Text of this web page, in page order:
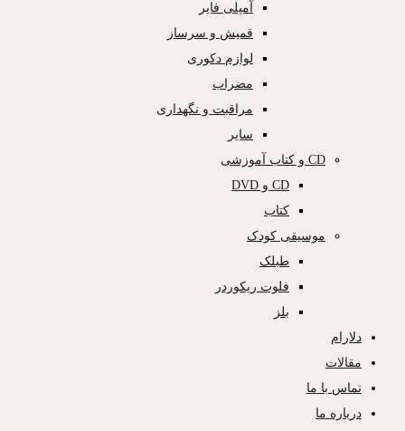
آمپلی فایر
قمیش و سرساز
لوازم دکوری
مضراب
مراقبت و نگهداری
سایر
CD و کتاب آموزشی
CD و DVD
کتاب
موسیقی کودک
طبلک
فلوت ریکوردر
بلز
دلارام
مقالات
تماس با ما
درباره ما